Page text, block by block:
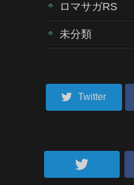
ロマサガRS
未分類
Twitter